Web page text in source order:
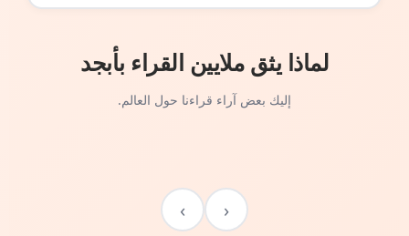
لماذا يثق ملايين القراء بأبجد
إليك بعض آراء قراءنا حول العالم.
‹
›